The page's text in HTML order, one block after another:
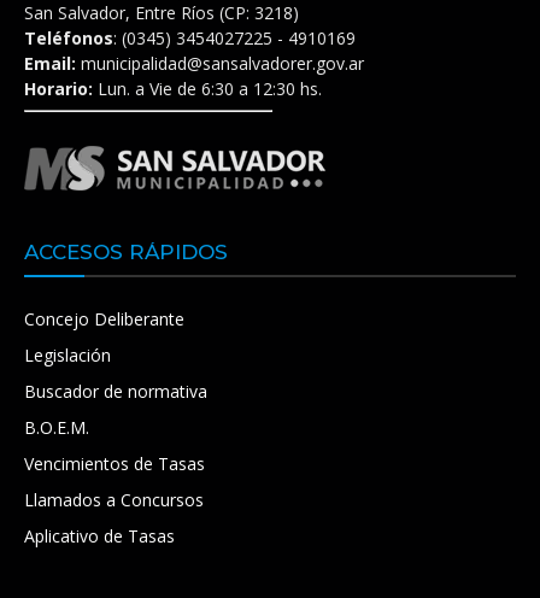
San Salvador, Entre Ríos (CP: 3218)
Teléfonos: (0345) 3454027225 - 4910169
Email: municipalidad@sansalvadorer.gov.ar
Horario: Lun. a Vie de 6:30 a 12:30 hs.
ACCESOS RÁPIDOS
Concejo Deliberante
Legislación
Buscador de normativa
B.O.E.M.
Vencimientos de Tasas
Llamados a Concursos
Aplicativo de Tasas